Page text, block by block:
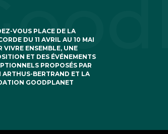
VOUS PLACE DE LA
DU 11 AVRIL AU 10 MAI
VIVRE ENSEMBLE, UNE
ET DES ÉVÉNEMENTS
PROPOSÉS PAR
ARTHUS-BERTRAND ET LA
GOODPLANET